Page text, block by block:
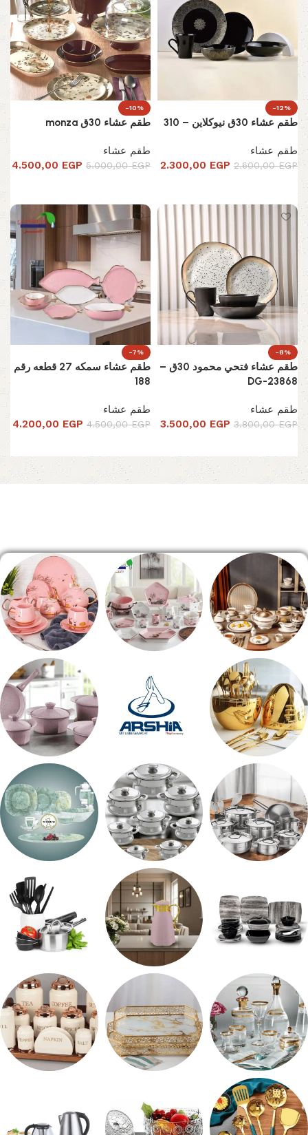
-12%
طقم عشاء 30ق نيوكلاين – 310
طقم عشاء
2.600,00EGP
2.300,00 EGP
-10%
طقم عشاء 30ق monza
طقم عشاء
5.000,00EGP
4.500,00 EGP
-8%
طقم عشاء فتحي محمود 30ق –
DG-23868
طقم عشاء
3.800,00EGP
3.500,00 EGP
-7%
طقم عشاء سمكه 27 قطعه رقم
188
طقم عشاء
4.500,00EGP
4.200,00 EGP
طقم سفره شاي بالجاتوه
ARSHiA حلل جرانيت
حلل المونيا
طقم ميلامين ترمس شاي رفايع المطبخ
شربات وكاسات